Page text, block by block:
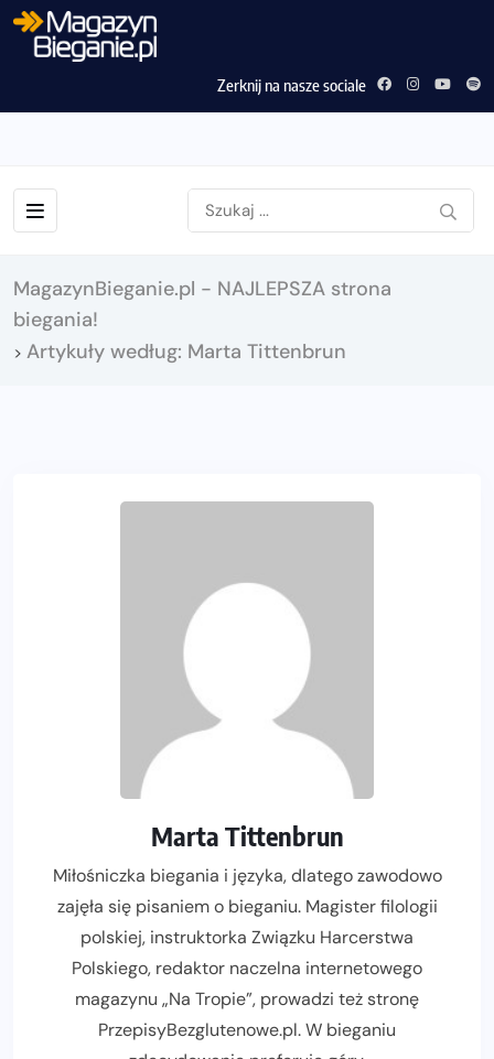
Zerknij na nasze sociale
MagazynBieganie.pl - NAJLEPSZA strona
biegania!
> Artykuły według: Marta Tittenbrun
Marta Tittenbrun
Miłośniczka biegania i języka, dlatego zawodowo
zajęła się pisaniem o bieganiu. Magister filologii
polskiej, instruktorka Związku Harcerstwa
Polskiego, redaktor naczelna internetowego
magazynu „Na Tropie”, prowadzi też stronę
PrzepisyBezglutenowe.pl. W bieganiu